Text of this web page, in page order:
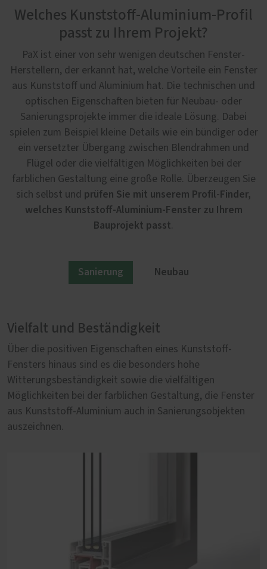
Welches Kunststoff-Aluminium-Profil
passt zu Ihrem Projekt?
PaX ist einer von sehr wenigen deutschen Fenster-
Herstellern, der erkannt hat, welche Vorteile ein Fenster
aus Kunststoff und Aluminium hat. Die technischen und
optischen Eigenschaften bieten für Neubau- oder
Sanierungsprojekte immer die ideale Lösung. Dabei
spielen zum Beispiel kleine Details wie ein bündiger oder
ein versetzter Übergang zwischen Blendrahmen und
Flügel oder die vielfältigen Möglichkeiten bei der
farblichen Gestaltung eine große Rolle. Überzeugen Sie
sich selbst und prüfen Sie mit unserem Profil-Finder,
welches Kunststoff-Aluminium-Fenster zu Ihrem
Bauprojekt passt.
Sanierung Neubau
Vielfalt und Beständigkeit
Über die positiven Eigenschaften eines Kunststoff-
Fensters hinaus sind es die besonders hohe
Witterungsbeständigkeit sowie die vielfältigen
Möglichkeiten bei der farblichen Gestaltung, die Fenster
aus Kunststoff-Aluminium auch in Sanierungsobjekten
auszeichnen.
Wenn Technik auf Ästhetik trifft
Gestalterische Freiheiten bei Architekten und Bauherren
sind im Neubau in Einklang zu bringen mit technischen
Qualitätseigenschaften, die nur ein Kunststoff-Aluminium
Fenster bieten kann. Kontrastreiche Farben,
flächenbündige Optik sowie erhöhte Anforderungen an
Wärmedämmung und Einbruchschutz sind